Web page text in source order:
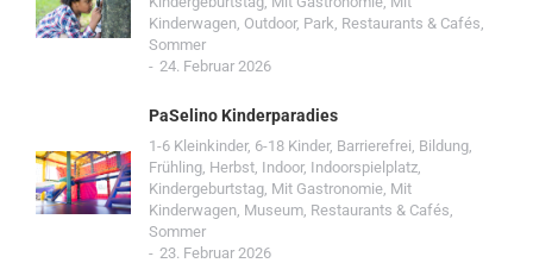
Kinderwagen, Outdoor, Park, Restaurants & Cafés,
Sommer
24. Februar 2026
PaSelino Kinderparadies
1-6 Kleinkinder, 6-18 Kinder, Barrierefrei, Bildung,
Frühling, Herbst, Indoor, Indoorspielplatz,
Kindergeburtstag, Mit Gastronomie, Mit
Kinderwagen, Museum, Restaurants & Cafés,
Sommer
23. Februar 2026